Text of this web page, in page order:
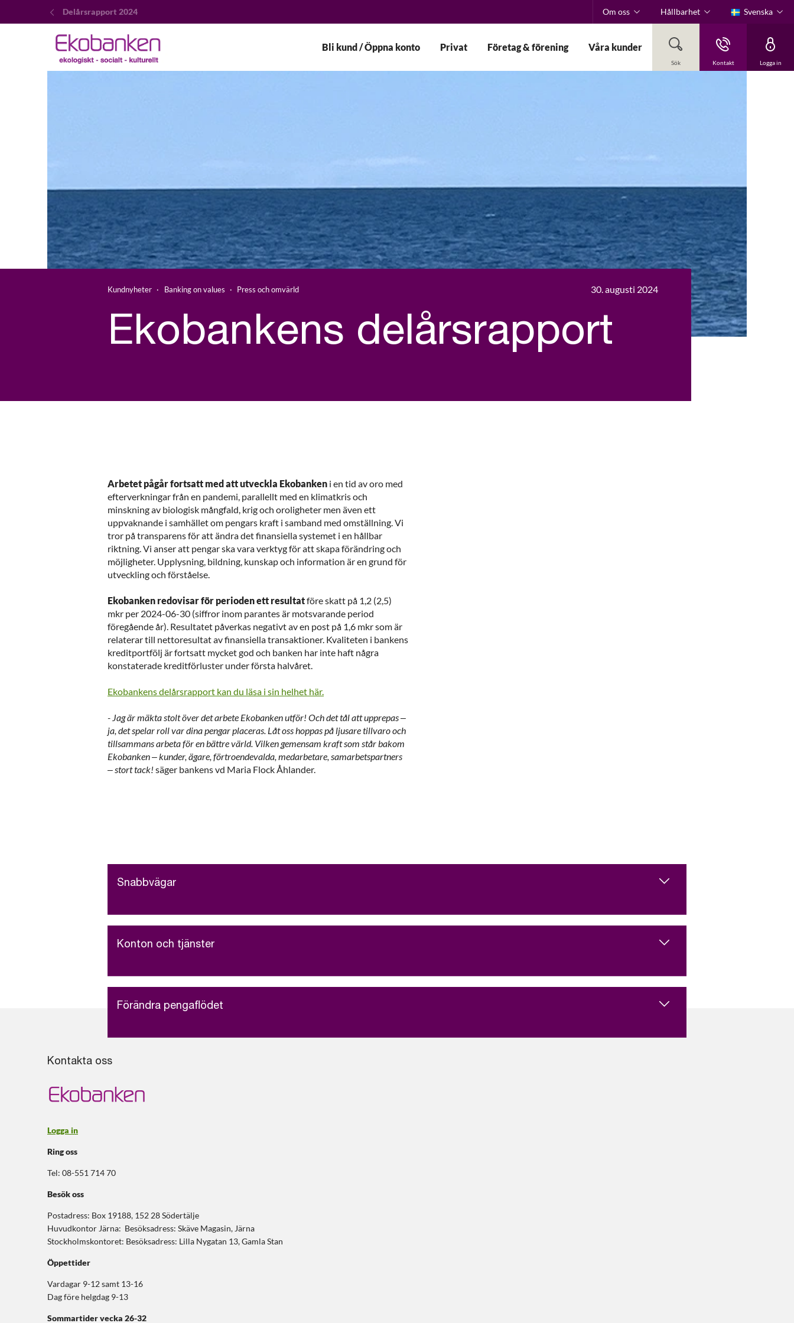
Delårsrapport 2024 Om oss Hållbarhet Svenska
Bli kund / Öppna konto Privat Företag & förening Våra kunder
Sök Kontakt Logga in
Kundnyheter Banking on values Press och omvärld
Ekobankens delårsrapport
30. augusti 2024
Arbetet pågår fortsatt med att utveckla Ekobanken i en tid av oro med
efterverkningar från en pandemi, parallellt med en klimatkris och
minskning av biologisk mångfald, krig och oroligheter men även ett
uppvaknande i samhället om pengars kraft i samband med omställning. Vi
tror på transparens för att ändra det finansiella systemet i en hållbar
riktning. Vi anser att pengar ska vara verktyg för att skapa förändring och
möjligheter. Upplysning, bildning, kunskap och information är en grund för
utveckling och förståelse.
Ekobanken redovisar för perioden ett resultatföre skatt på 1,2 (2,5)
mkr per 2024-06-30 (siffror inom parantes är motsvarande period
föregående år). Resultatet påverkas negativt av en post på 1,6 mkr som är
relaterar till nettoresultat av finansiella transaktioner. Kvaliteten i bankens
kreditportfölj är fortsatt mycket god och banken har inte haft några
konstaterade kreditförluster under första halvåret.
Ekobankens delårsrapport kan du läsa i sin helhet här.
- Jag är mäkta stolt över det arbete Ekobanken utför! Och det tål att upprepas –
ja, det spelar roll var dina pengar placeras. Låt oss hoppas på ljusare tillvaro och
tillsammans arbeta för en bättre värld. Vilken gemensam kraft som står bakom
Ekobanken – kunder, ägare, förtroendevalda, medarbetare, samarbetspartners
– stort tack! säger bankens vd Maria Flock Åhlander.
Snabbvägar
Konton och tjänster
Förändra pengaflödet
Kontakta oss
Logga in
Ring oss
Tel: 08-551 714 70
Besök oss
Postadress: Box 19188, 152 28 Södertälje
Huvudkontor Järna: Besöksadress: Skäve Magasin, Järna
Stockholmskontoret: Besöksadress: Lilla Nygatan 13, Gamla Stan
Öppettider
Vardagar 9-12 samt 13-16
Dag före helgdag 9-13
Sommartidervecka 26-32